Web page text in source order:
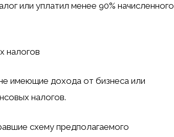
или уплатил менее 90% начисленного
налогов
имеющие дохода от бизнеса или
налогов.
схему предполагаемого